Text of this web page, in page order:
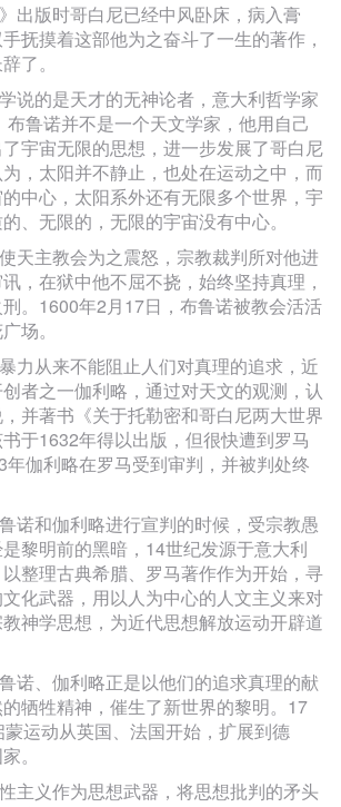
出版时哥白尼已经中风卧床，病入膏
抚摸着这部他为之奋斗了一生的著作，
了。
说的是天才的无神论者，意大利哲学家
布鲁诺并不是一个天文学家，他用自己
宇宙无限的思想，进一步发展了哥白尼
，太阳并不静止，也处在运动之中，而
中心，太阳系外还有无限多个世界，宇
、无限的，无限的宇宙没有中心。
天主教会为之震怒，宗教裁判所对他进
，在狱中他不屈不挠，始终坚持真理，
。1600年2月17日，布鲁诺被教会活活
场。
力从来不能阻止人们对真理的追求，近
者之一伽利略，通过对天文的观测，认
并著书《关于托勒密和哥白尼两大世界
于1632年得以出版，但很快遭到罗马
伽利略在罗马受到审判，并被判处终
诺和伽利略进行宣判的时候，受宗教愚
黎明前的黑暗，14世纪发源于意大利
整理古典希腊、罗马著作作为开始，寻
化武器，用以人为中心的人文主义来对
神学思想，为近代思想解放运动开辟道
诺、伽利略正是以他们的追求真理的献
牺牲精神，催生了新世界的黎明。17
运动从英国、法国开始，扩展到德
。
主义作为思想武器，将思想批判的矛头